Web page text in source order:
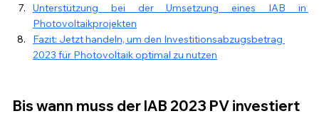
Unterstützung bei der Umsetzung eines IAB in
Photovoltaikprojekten
Fazit: Jetzt handeln, um den Investitionsabzugsbetrag
2023 für Photovoltaik optimal zu nutzen
Bis wann muss der IAB 2023 PV investiert